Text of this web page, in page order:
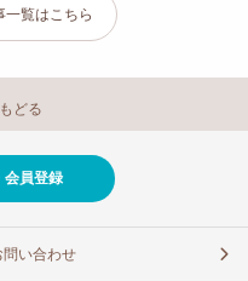
一覧はこちら
どる
会員登録
問い合わせ